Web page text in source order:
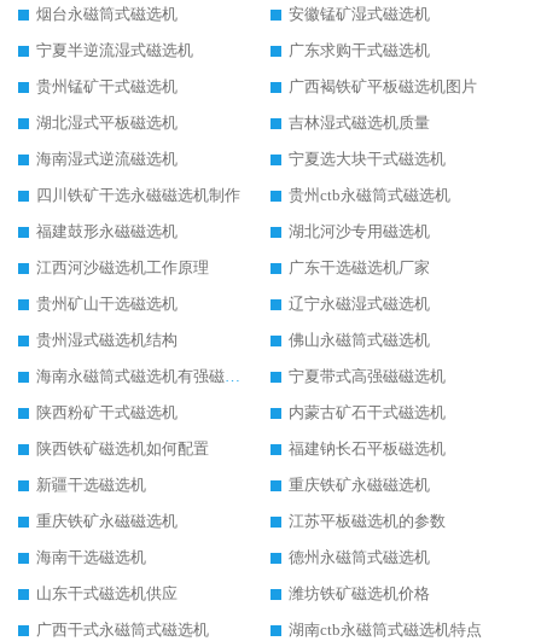
烟台永磁筒式磁选机
安徽锰矿湿式磁选机
宁夏半逆流湿式磁选机
广东求购干式磁选机
贵州锰矿干式磁选机
广西褐铁矿平板磁选机图片
湖北湿式平板磁选机
吉林湿式磁选机质量
海南湿式逆流磁选机
宁夏选大块干式磁选机
四川铁矿干选永磁磁选机制作
贵州ctb永磁筒式磁选机
福建鼓形永磁磁选机
湖北河沙专用磁选机
江西河沙磁选机工作原理
广东干选磁选机厂家
贵州矿山干选磁选机
辽宁永磁湿式磁选机
贵州湿式磁选机结构
佛山永磁筒式磁选机
海南永磁筒式磁选机有强磁的吗
宁夏带式高强磁磁选机
陕西粉矿干式磁选机
内蒙古矿石干式磁选机
陕西铁矿磁选机如何配置
福建钠长石平板磁选机
新疆干选磁选机
重庆铁矿永磁磁选机
重庆铁矿永磁磁选机
江苏平板磁选机的参数
海南干选磁选机
德州永磁筒式磁选机
山东干式磁选机供应
潍坊铁矿磁选机价格
广西干式永磁筒式磁选机
湖南ctb永磁筒式磁选机特点